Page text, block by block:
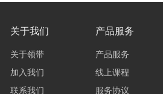
关于我们
关于领带
加入我们
联系我们
产品服务
产品服务
线上课程
服务协议